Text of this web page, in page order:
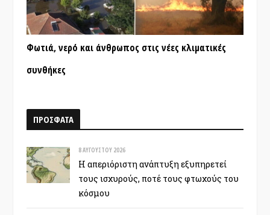
Φωτιά, νερό και άνθρωπος στις νέες κλιματικές
συνθήκες
ΠΡΟΣΦΑΤΑ
8 ΑΥΓΟΎΣΤΟΥ 2026
Η απεριόριστη ανάπτυξη εξυπηρετεί
τους ισχυρούς, ποτέ τους φτωχούς του
κόσμου